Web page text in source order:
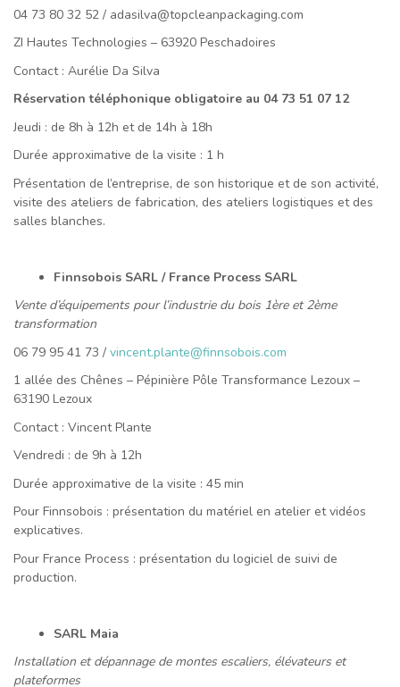
04 73 80 32 52 / adasilva@topcleanpackaging.com
ZI Hautes Technologies – 63920 Peschadoires
Contact : Aurélie Da Silva
Réservation téléphonique obligatoire au 04 73 51 07 12
Jeudi : de 8h à 12h et de 14h à 18h
Durée approximative de la visite : 1 h
Présentation de l’entreprise, de son historique et de son activité,
visite des ateliers de fabrication, des ateliers logistiques et des
salles blanches.
Finnsobois SARL / France Process SARL
Vente d’équipements pour l’industrie du bois 1ère et 2ème
transformation
06 79 95 41 73 / vincent.plante@finnsobois.com
1 allée des Chênes – Pépinière Pôle Transformance Lezoux –
63190 Lezoux
Contact : Vincent Plante
Vendredi : de 9h à 12h
Durée approximative de la visite : 45 min
Pour Finnsobois : présentation du matériel en atelier et vidéos
explicatives.
Pour France Process : présentation du logiciel de suivi de
production.
SARL Maia
Installation et dépannage de montes escaliers, élévateurs et
plateformes